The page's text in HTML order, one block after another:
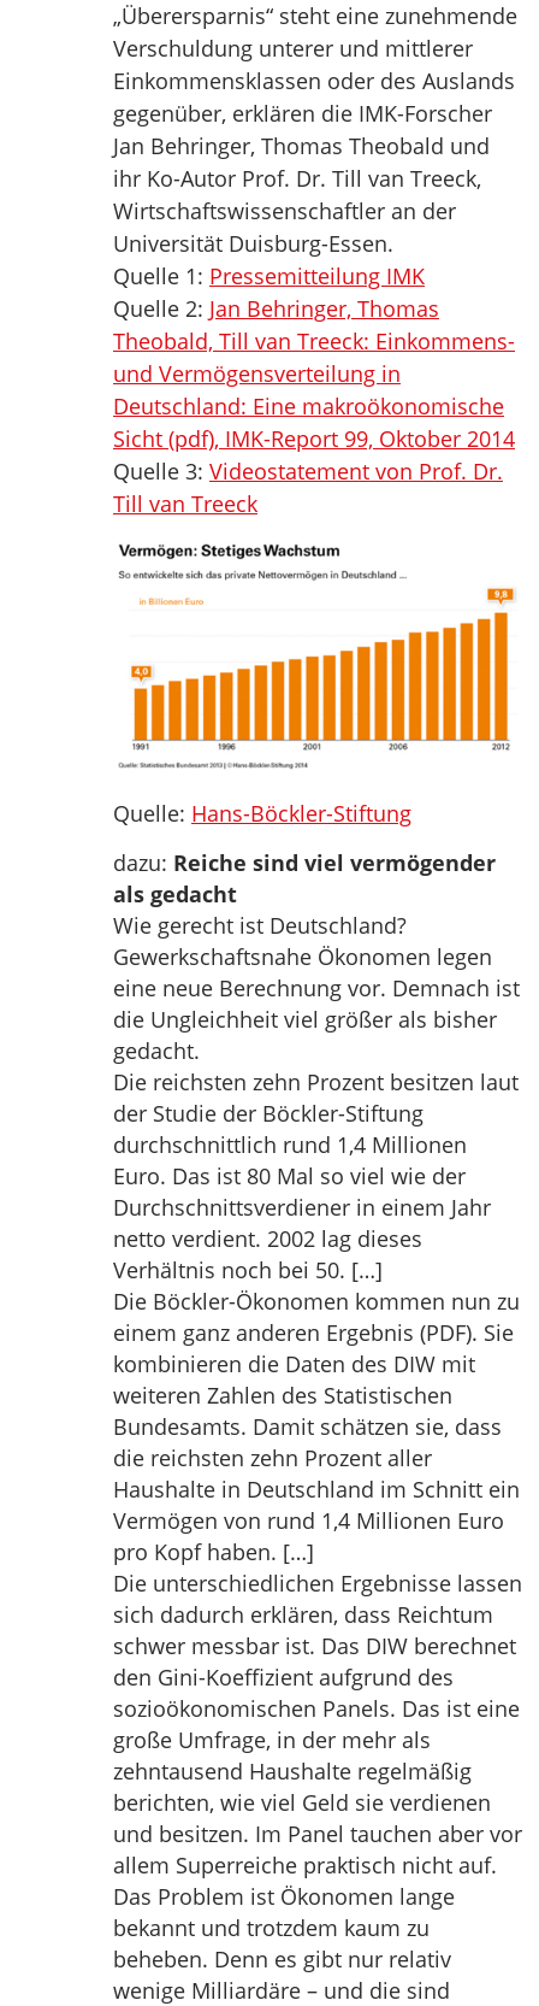
„Überersparnis“ steht eine zunehmende
Verschuldung unterer und mittlerer
Einkommensklassen oder des Auslands
gegenüber, erklären die IMK-Forscher
Jan Behringer, Thomas Theobald und
ihr Ko-Autor Prof. Dr. Till van Treeck,
Wirtschaftswissenschaftler an der
Universität Duisburg-Essen.
Quelle 1: Pressemitteilung IMK
Quelle 2: Jan Behringer, Thomas
Theobald, Till van Treeck: Einkommens-
und Vermögensverteilung in
Deutschland: Eine makroökonomische
Sicht (pdf), IMK-Report 99, Oktober 2014
Quelle 3: Videostatement von Prof. Dr.
Till van Treeck
Quelle: Hans-Böckler-Stiftung
dazu: Reiche sind viel vermögender
als gedacht
Wie gerecht ist Deutschland?
Gewerkschaftsnahe Ökonomen legen
eine neue Berechnung vor. Demnach ist
die Ungleichheit viel größer als bisher
gedacht.
Die reichsten zehn Prozent besitzen laut
der Studie der Böckler-Stiftung
durchschnittlich rund 1,4 Millionen
Euro. Das ist 80 Mal so viel wie der
Durchschnittsverdiener in einem Jahr
netto verdient. 2002 lag dieses
Verhältnis noch bei 50. […]
Die Böckler-Ökonomen kommen nun zu
einem ganz anderen Ergebnis (PDF). Sie
kombinieren die Daten des DIW mit
weiteren Zahlen des Statistischen
Bundesamts. Damit schätzen sie, dass
die reichsten zehn Prozent aller
Haushalte in Deutschland im Schnitt ein
Vermögen von rund 1,4 Millionen Euro
pro Kopf haben. […]
Die unterschiedlichen Ergebnisse lassen
sich dadurch erklären, dass Reichtum
schwer messbar ist. Das DIW berechnet
den Gini-Koeffizient aufgrund des
sozioökonomischen Panels. Das ist eine
große Umfrage, in der mehr als
zehntausend Haushalte regelmäßig
berichten, wie viel Geld sie verdienen
und besitzen. Im Panel tauchen aber vor
allem Superreiche praktisch nicht auf.
Das Problem ist Ökonomen lange
bekannt und trotzdem kaum zu
beheben. Denn es gibt nur relativ
wenige Milliardäre – und die sind